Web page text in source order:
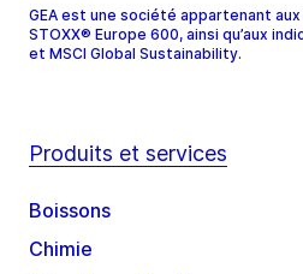
GEA est une société appartenant
STOXX® Europe 600, ainsi qu’aux
et MSCI Global Sustainability.
Produits et services
Boissons
Chimie